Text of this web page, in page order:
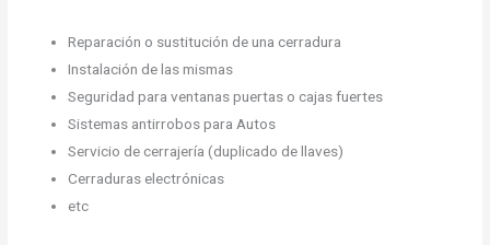
Reparación o sustitución de una cerradura
Instalación de las mismas
Seguridad para ventanas puertas o cajas fuertes
Sistemas antirrobos para Autos
Servicio de cerrajería (duplicado de llaves)
Cerraduras electrónicas
etc